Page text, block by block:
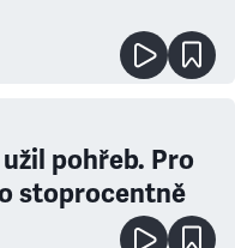
pohřeb. Pro
stoprocentně